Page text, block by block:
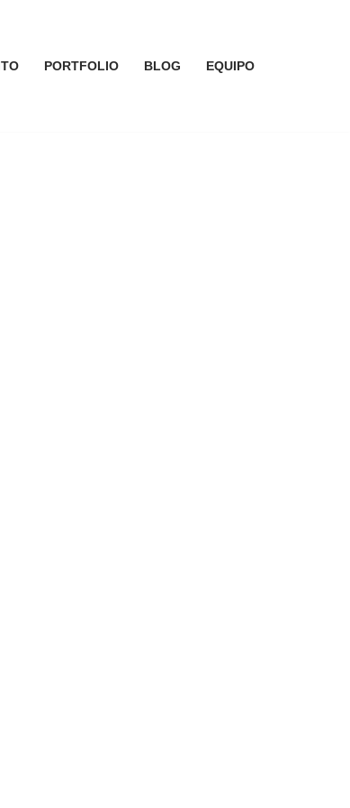
PORTFOLIO BLOG EQUIPO